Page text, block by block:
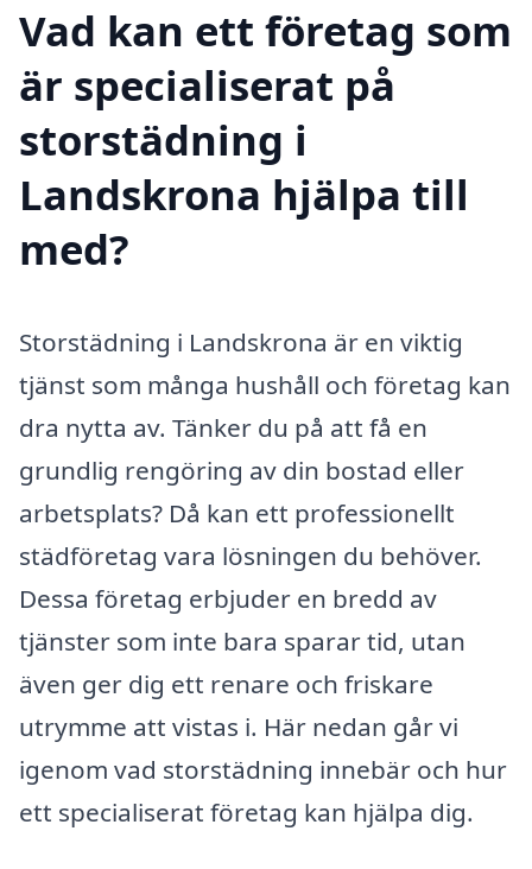
Vad kan ett företag som
är specialiserat på
storstädning i
Landskrona hjälpa till
med?
Storstädning i Landskrona är en viktig
tjänst som många hushåll och företag kan
dra nytta av. Tänker du på att få en
grundlig rengöring av din bostad eller
arbetsplats? Då kan ett professionellt
städföretag vara lösningen du behöver.
Dessa företag erbjuder en bredd av
tjänster som inte bara sparar tid, utan
även ger dig ett renare och friskare
utrymme att vistas i. Här nedan går vi
igenom vad storstädning innebär och hur
ett specialiserat företag kan hjälpa dig.